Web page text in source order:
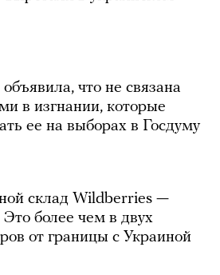
что не связана
в изгнании, которые
ее на выборах в Госдуму
склад Wildberries —
Это более чем в двух
от границы с Украиной